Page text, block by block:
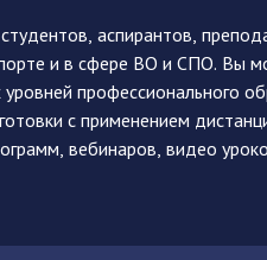
аспирантов,
и в сфере ВО и СПО. Вы
профессионального
с применением
вебинаров, видео